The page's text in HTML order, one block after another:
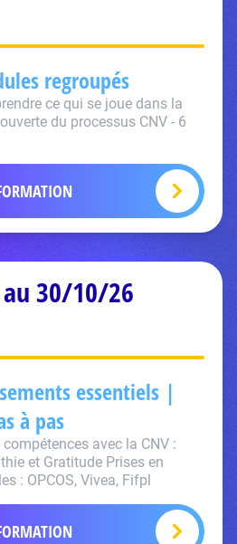
regroupés
ce qui se joue dans la
du processus CNV - 6
30/10/26
essentiels |
à pas
avec la CNV :
et Gratitude Prises en
: OPCOS, Vivea, Fifpl